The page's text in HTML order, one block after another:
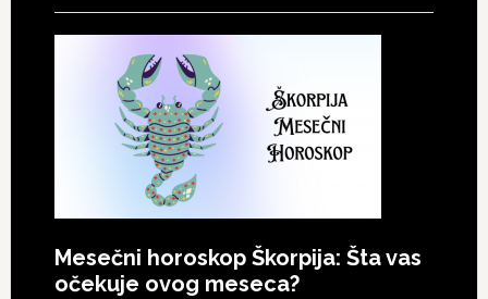
Mesečni horoskop Škorpija: Šta vas
očekuje ovog meseca?